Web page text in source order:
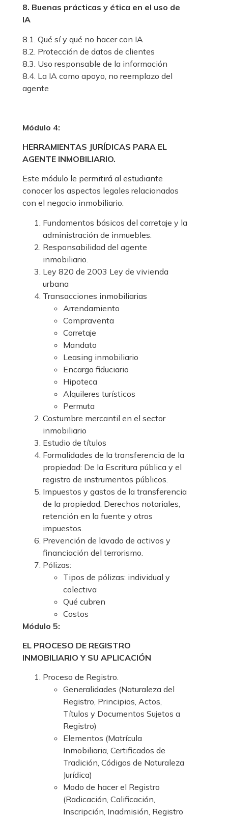
8. Buenas prácticas y ética en el uso de
IA
8.1. Qué sí y qué no hacer con IA
8.2. Protección de datos de clientes
8.3. Uso responsable de la información
8.4. La IA como apoyo, no reemplazo del
agente
Módulo 4:
HERRAMIENTAS JURÍDICAS PARA EL
AGENTE INMOBILIARIO.
Este módulo le permitirá al estudiante
conocer los aspectos legales relacionados
con el negocio inmobiliario.
Fundamentos básicos del corretaje y la
administración de inmuebles.
Responsabilidad del agente
inmobiliario.
Ley 820 de 2003 Ley de vivienda
urbana
Transacciones inmobiliarias
Arrendamiento
Compraventa
Corretaje
Mandato
Leasing inmobiliario
Encargo fiduciario
Hipoteca
Alquileres turísticos
Permuta
Costumbre mercantil en el sector
inmobiliario
Estudio de títulos
Formalidades de la transferencia de la
propiedad: De la Escritura pública y el
registro de instrumentos públicos.
Impuestos y gastos de la transferencia
de la propiedad: Derechos notariales,
retención en la fuente y otros
impuestos.
Prevención de lavado de activos y
financiación del terrorismo.
Pólizas:
Tipos de pólizas: individual y
colectiva
Qué cubren
Costos
Módulo 5:
EL PROCESO DE REGISTRO
INMOBILIARIO Y SU APLICACIÓN
Proceso de Registro.
Generalidades (Naturaleza del
Registro, Principios, Actos,
Títulos y Documentos Sujetos a
Registro)
Elementos (Matrícula
Inmobiliaria, Certificados de
Tradición, Códigos de Naturaleza
Jurídica)
Modo de hacer el Registro
(Radicación, Calificación,
Inscripción, Inadmisión, Registro